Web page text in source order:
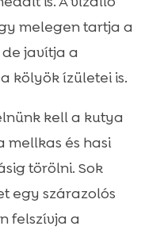
melegen tartja a
javítja a
kölyök ízületei is.
kell a kutya
mellkas és hasi
törölni. Sok
egy szárazolós
felszívja a